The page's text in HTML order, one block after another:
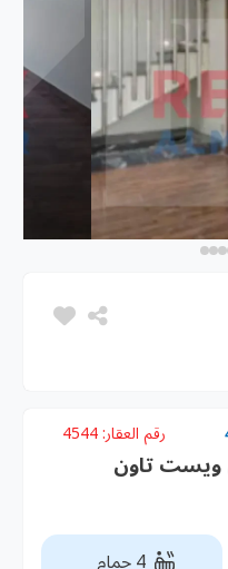
رقم العقار:4544
ويست تاون
4 حمام